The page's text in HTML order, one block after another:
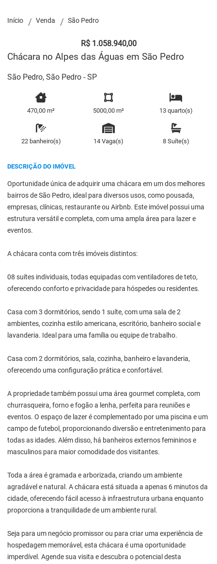
Início Venda São Pedro
R$ 1.058.940,00
Chácara no Alpes das Águas em São Pedro
São Pedro, São Pedro - SP
470,00 m² 5000,00 m² 13 quarto(s)
22 banheiro(s) 14 Vaga(s) 8 Suíte(s)
DESCRIÇÃO DO IMÓVEL
Oportunidade única de adquirir uma chácara em um dos melhores
bairros de São Pedro, ideal para diversos usos, como pousada,
empresas, clínicas, restaurante ou Airbnb. Este imóvel possui uma
estrutura versátil e completa, com uma ampla área para lazer e
eventos.
A chácara conta com três imóveis distintos:
08 suítes individuais, todas equipadas com ventiladores de teto,
oferecendo conforto e privacidade para hóspedes ou residentes.
Casa com 3 dormitórios, sendo 1 suíte, com uma sala de 2
ambientes, cozinha estilo americana, escritório, banheiro social e
lavanderia. Ideal para uma família ou equipe de trabalho.
Casa com 2 dormitórios, sala, cozinha, banheiro e lavanderia,
oferecendo uma configuração prática e confortável.
A propriedade também possui uma área gourmet completa, com
churrasqueira, forno e fogão a lenha, perfeita para reuniões e
eventos. O espaço de lazer é complementado por uma piscina e um
campo de futebol, proporcionando diversão e entretenimento para
todas as idades. Além disso, há banheiros externos femininos e
masculinos para maior comodidade dos visitantes.
Toda a área é gramada e arborizada, criando um ambiente
agradável e natural. A chácara está situada a apenas 6 minutos da
cidade, oferecendo fácil acesso à infraestrutura urbana enquanto
proporciona a tranquilidade de um ambiente rural.
Seja para um negócio promissor ou para criar uma experiência de
hospedagem memorável, esta chácara é uma oportunidade
imperdível. Agende sua visita e descubra o potencial desta